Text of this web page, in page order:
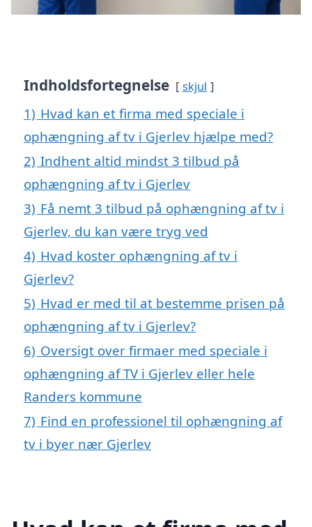
Indholdsfortegnelse skjul
1) Hvad kan et firma med speciale i
ophængning af tv i Gjerlev hjælpe med?
2) Indhent altid mindst 3 tilbud på
ophængning af tv i Gjerlev
3) Få nemt 3 tilbud på ophængning af tv i
Gjerlev, du kan være tryg ved
4) Hvad koster ophængning af tv i
Gjerlev?
5) Hvad er med til at bestemme prisen på
ophængning af tv i Gjerlev?
6) Oversigt over firmaer med speciale i
ophængning af TV i Gjerlev eller hele
Randers kommune
7) Find en professionel til ophængning af
tv i byer nær Gjerlev